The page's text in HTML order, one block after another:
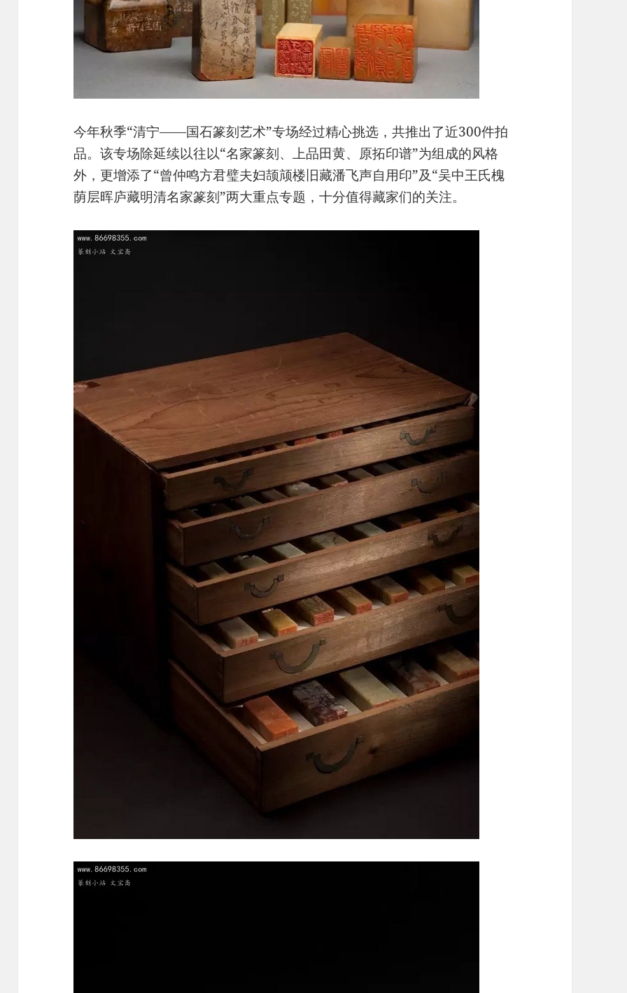
今年秋季“清宁——国石篆刻艺术”专场经过精心挑选，共推出了近300件拍
品。该专场除延续以往以“名家篆刻、上品田黄、原拓印谱”为组成的风格
外，更增添了“曾仲鸣方君璧夫妇颉颃楼旧藏潘飞声自用印”及“吴中王氏槐
荫层晖庐藏明清名家篆刻”两大重点专题，十分值得藏家们的关注。